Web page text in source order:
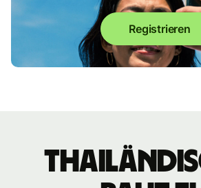
Registrieren